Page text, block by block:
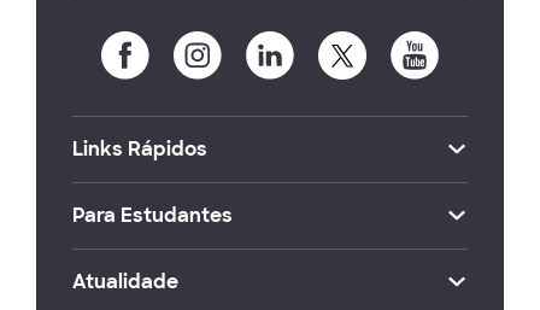
Links Rápidos
Para Estudantes
Atualidade